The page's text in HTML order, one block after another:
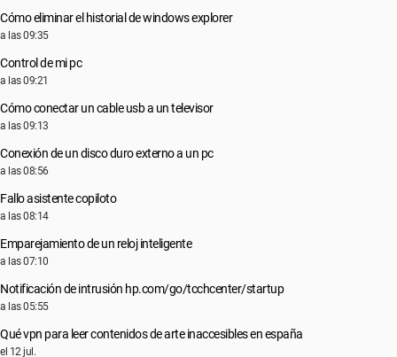
Cómo eliminar el historial de windows explorer
a las 09:35
Control de mi pc
a las 09:21
Cómo conectar un cable usb a un televisor
a las 09:13
Conexión de un disco duro externo a un pc
a las 08:56
Fallo asistente copiloto
a las 08:14
Emparejamiento de un reloj inteligente
a las 07:10
Notificación de intrusión hp.com/go/tcchcenter/startup
a las 05:55
Qué vpn para leer contenidos de arte inaccesibles en españa
el 12 jul.